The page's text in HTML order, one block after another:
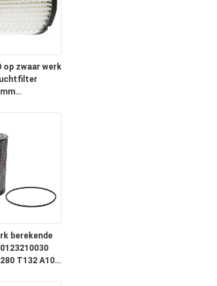
op zwaar werk
berekende
T132 A108